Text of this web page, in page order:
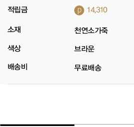
적립금 p 14,310
소재 천연소가죽
색상 브라운
배송비 무료배송